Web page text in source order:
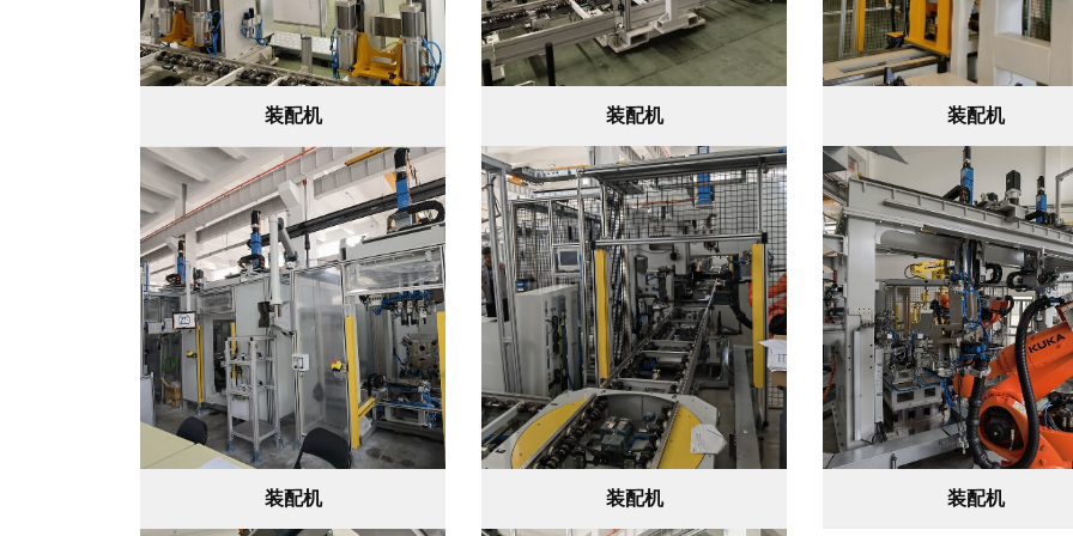
装配机 装配机 装配机
装配机 装配机 装配机